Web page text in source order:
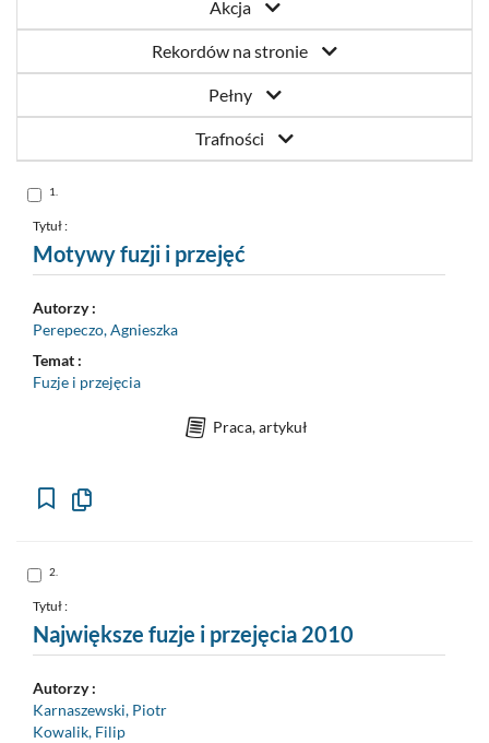
Akcja
Rekordów na stronie
Pełny
Trafności
Skocz
do
nr
1
1.
Tytuł :
Motywy fuzji i przejęć
Autorzy :
Perepeczo, Agnieszka
Temat :
Fuzje i przejęcia
Praca, artykuł
Kopiuj
Skocz
nr
2
2.
Tytuł :
Największe fuzje i przejęcia 2010
Autorzy :
Karnaszewski, Piotr
Kowalik, Filip